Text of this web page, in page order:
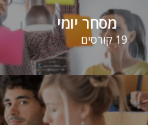
מסחר יומי
19 קורסים